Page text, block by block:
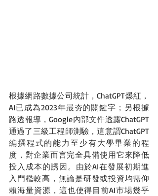
根據網路數據公司統計，ChatGPT爆紅，
AI已成為2023年最夯的關鍵字；另根據
路透報導，Google內部文件透露ChatGPT
通過了三級工程師測驗，這意謂ChatGPT
編撰程式的能力至少有大學畢業的程
度，對企業而言完全具備使用它來降低
投入成本的誘因。由於AI在發展初期進
入門檻較高，無論是研發或投資均需仰
賴海量資源，這也使得目前AI市場幾乎